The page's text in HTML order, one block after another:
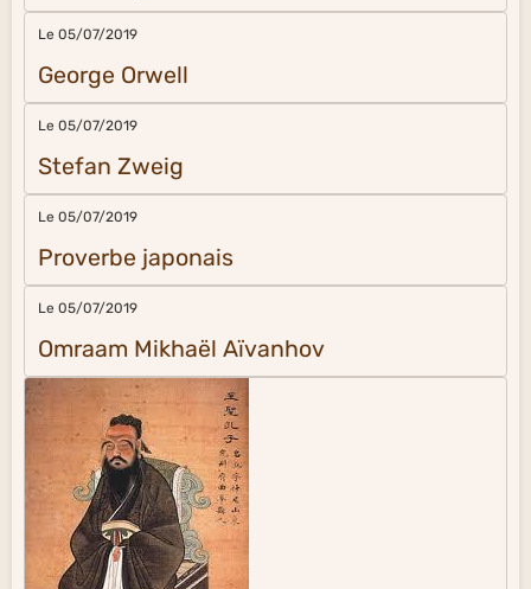
Le 05/07/2019
George Orwell
Le 05/07/2019
Stefan Zweig
Le 05/07/2019
Proverbe japonais
Le 05/07/2019
Omraam Mikhaël Aïvanhov